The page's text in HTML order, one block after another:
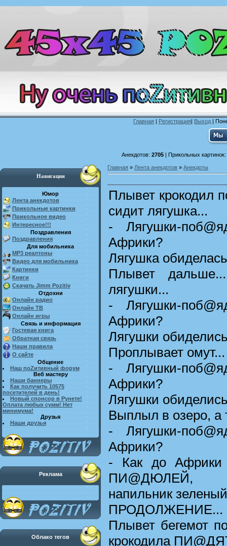
Главная | Регистрация| Выход |
Анекдотов: 2705| Прикольных картинок:
Навигация
Юмор
Лента анекдотов
Прикольные картинки
Прикольное видео
Интересное!!!
Поздравления
Поздравления
Для мобильника
MP3 реалтоны
Видео для мобильника
Картинки
Книги
Скачать Jimm Pozitiv
Отдохни
Онлайн радио
Онлайн ТВ
Онлайн игры
Связь и информация
Гостевая книга
Обратная связь
Наши правила
О сайте
Общение
Наш поZитивный форум
Веб мастеру
Наши баннеры
Как получить 10575
посетителей в день!
Новый спонсор в Рунете!
Оплата любых сумм! Нет
минимума!
Друзья
Наши друзья
Реклама
Облако тегов
Главная » Лента анекдотов » Анекдоты
Плывет крокодил
сидит лягушка...
- Лягушки-
Африки?
Лягушка
Плывет
лягушки...
- Лягушки-
Африки?
Лягушки
Проплывает
- Лягушки-
Африки?
Лягушки
Выплыл в озеро, а
- Лягушки-
Африки?
- Как до
ПИ@ДЮЛЕЙ,
напильник
ПРОДОЛЖЕНИЕ...
Плывет бегемот
крокодила